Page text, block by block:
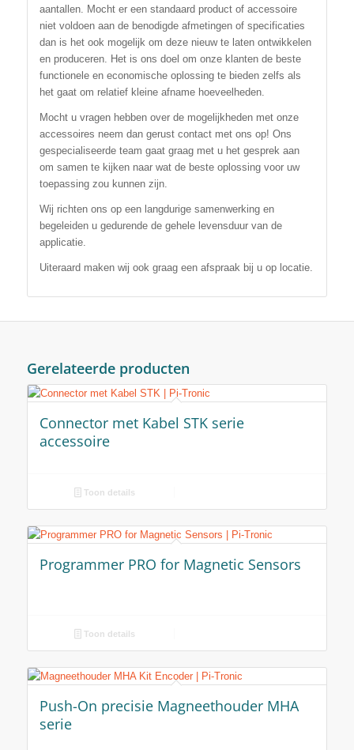
aantallen. Mocht er een standaard product of accessoire
niet voldoen aan de benodigde afmetingen of specificaties
dan is het ook mogelijk om deze nieuw te laten ontwikkelen
en produceren. Het is ons doel om onze klanten de beste
functionele en economische oplossing te bieden zelfs als
het gaat om relatief kleine afname hoeveelheden.
Mocht u vragen hebben over de mogelijkheden met onze
accessoires neem dan gerust contact met ons op! Ons
gespecialiseerde team gaat graag met u het gesprek aan
om samen te kijken naar wat de beste oplossing voor uw
toepassing zou kunnen zijn.
Wij richten ons op een langdurige samenwerking en
begeleiden u gedurende de gehele levensduur van de
applicatie.
Uiteraard maken wij ook graag een afspraak bij u op locatie.
Gerelateerde producten
Connector met Kabel STK serie
accessoire
Toon details
Programmer PRO for Magnetic Sensors
Toon details
Push-On precisie Magneethouder MHA
serie